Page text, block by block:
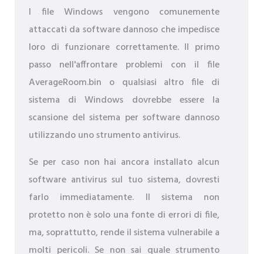
I file Windows vengono comunemente
attaccati da software dannoso che impedisce
loro di funzionare correttamente. Il primo
passo nell'affrontare problemi con il file
AverageRoom.bin o qualsiasi altro file di
sistema di Windows dovrebbe essere la
scansione del sistema per software dannoso
utilizzando uno strumento antivirus.
Se per caso non hai ancora installato alcun
software antivirus sul tuo sistema, dovresti
farlo immediatamente. Il sistema non
protetto non è solo una fonte di errori di file,
ma, soprattutto, rende il sistema vulnerabile a
molti pericoli. Se non sai quale strumento